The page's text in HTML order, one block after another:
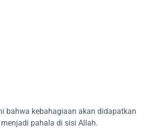
bahwa kebahagiaan akan didapatkan
pahala di sisi Allah.